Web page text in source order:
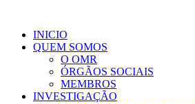
INICIO
QUEM SOMOS
O OMR
ÓRGÃOS SOCIAIS
MEMBROS
INVESTIGAÇÃO